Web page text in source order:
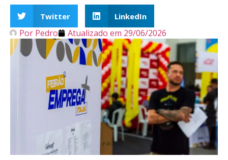
Twitter LinkedIn
Por Pedro Atualizado em 29/06/2026